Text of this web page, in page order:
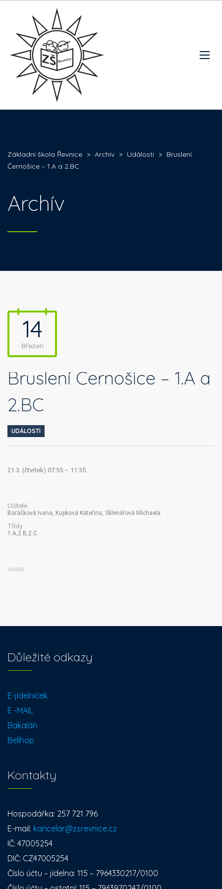
Základní škola Řevnice > Archív > Události > Bruslení
Ćernošice – 1.A a 2.BC
Archív
14
Březen
Bruslení Ćernošice – 1.A a
2.BC
UDÁLOSTI
21.3. (čtvrtek) 07:55 – 11:35
Učitelé
Baráčková Ivana, Kupková Kateřina, Sklenářová Michaela
Třídy
1.A,2.B,2.C
SHARE
Důležité odkazy
E-jídelníček
E -MAIL
Bakaláři
Bellhop
Kontakty
Hospodářka: 257 721 796
E-mail: kancelar@zsrevnice.cz
IČ: 47005254
DIČ: CZ47005254
Číslo účtu – jídelna: 115 – 7964330217/0100